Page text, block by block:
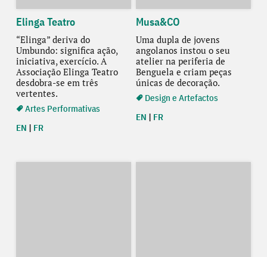
Elinga Teatro
“Elinga” deriva do
Umbundo: significa ação,
iniciativa, exercício. A
Associação Elinga Teatro
desdobra-se em três
vertentes.
Artes Performativas
EN | FR
Musa&CO
Uma dupla de jovens
angolanos instou o seu
atelier na periferia de
Benguela e criam peças
únicas de decoração.
Design e Artefactos
EN | FR